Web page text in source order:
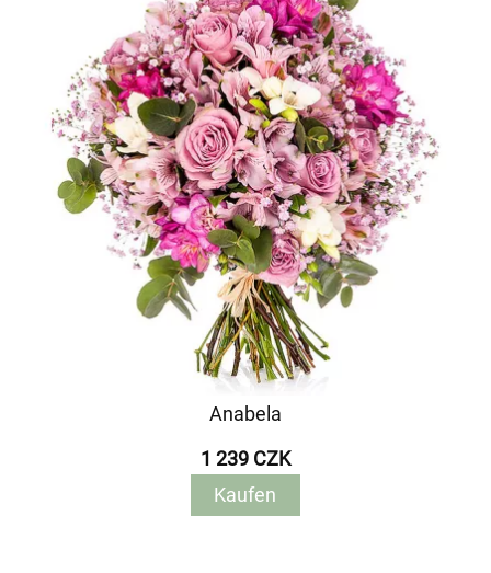
Anabela
1 239 CZK
Kaufen